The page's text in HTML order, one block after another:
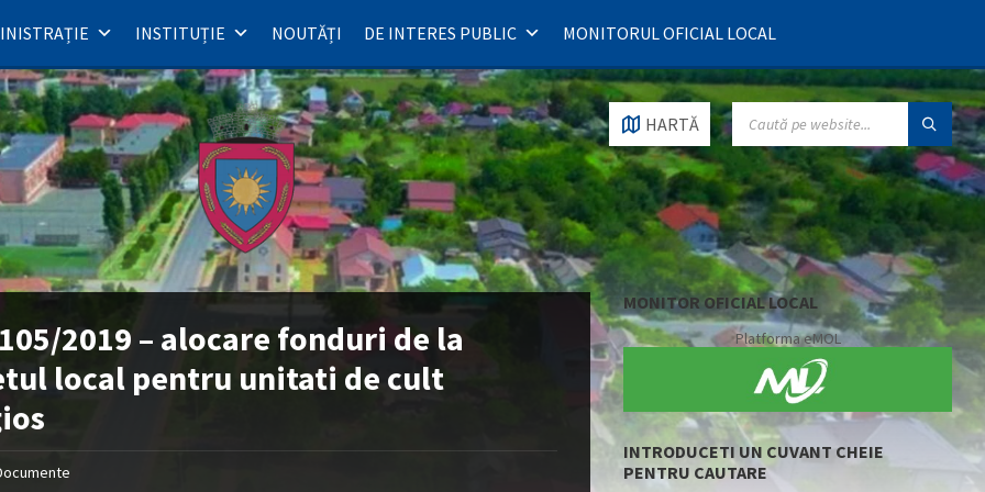
INSTITUȚIE NOUTĂȚI DE INTERES PUBLIC MONITORUL OFICIAL LOCAL
HARTĂ
SEARCH:
2019 – alocare fonduri de la
local pentru unitati de cult
MONITOR OFICIAL LOCAL
Platforma eMOL
INTRODUCETI UN CUVANT CHEIE
PENTRU CAUTARE